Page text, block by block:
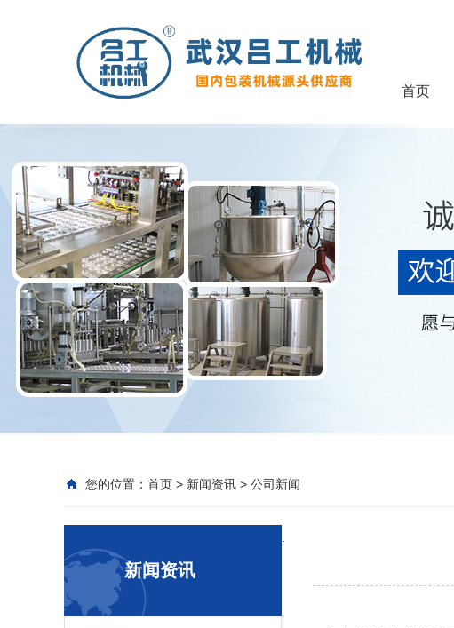
首页
您的位置： 首页 > 新闻资讯 > 公司新闻
新闻资讯